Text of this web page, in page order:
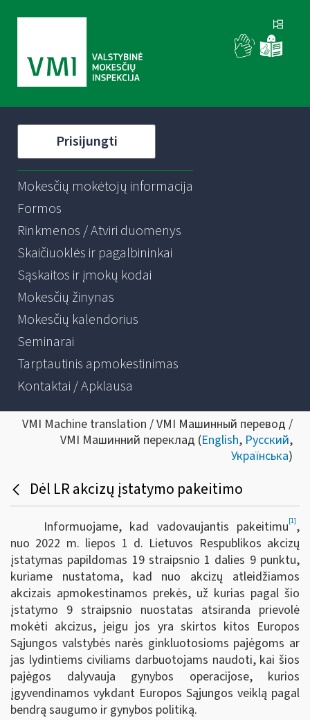
Prisijungti
Mokesčių mokėtojų informacija
Formos
Rinkmenos / Atviri duomenys
Skaičiuoklės ir pagalbininkai
Sąskaitos ir įmokų kodai
Mokesčių žinynas
Mokesčių kalendorius
Seminarai
Tarptautinis apmokestinimas
Kontaktai / Apklausa
VMI Machine translation / VMI Машинный перевод /
VMI Машинний переклад (English, Русский,
Українська)
Dėl LR akcizų įstatymo pakeitimo
Informuojame, kad vadovaujantis pakeitimu[1],
nuo 2022 m. liepos 1 d. Lietuvos Respublikos akcizų
įstatymas papildomas 19 straipsnio 1 dalies 9 punktu,
kuriame nustatoma, kad nuo akcizų atleidžiamos
akcizais apmokestinamos prekės, už kurias pagal šio
įstatymo 9 straipsnio nuostatas atsiranda prievolė
mokėti akcizus, jeigu jos yra skirtos kitos Europos
Sąjungos valstybės narės ginkluotosioms pajėgoms ar
jas lydintiems civiliams darbuotojams naudoti, kai šios
pajėgos dalyvauja gynybos operacijose, kurios
įgyvendinamos vykdant Europos Sąjungos veiklą pagal
bendrą saugumo ir gynybos politiką.